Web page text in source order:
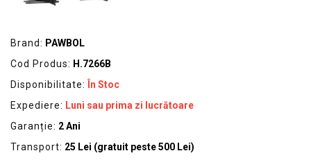
FOTOVOLTAICE
Brand: PAWBOL
Cod Produs: H.7266B
Disponibilitate:
În Stoc
Expediere: Luni sau prima zi lucrătoare
Garanție: 2 Ani
Transport: 25 Lei (gratuit peste 500 Lei)